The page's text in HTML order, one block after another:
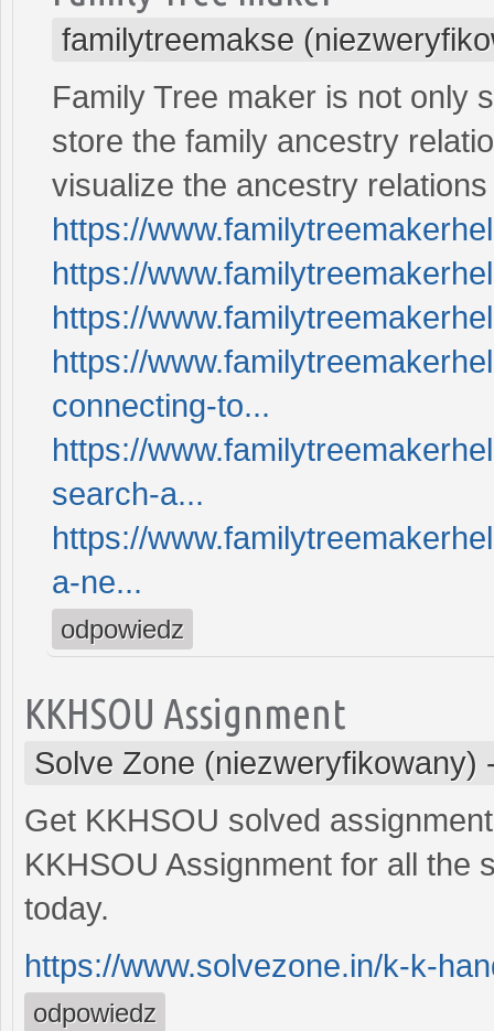
familytreemakse
Family Tree maker is not only
store the family ancestry
visualize the ancestry
https://
https://
https://
https://
connecting-to...
https://
search-a...
https://
a-ne...
odpowiedz
KKHSOU Assignment
Solve Zone (niezweryfikowany)
Get KKHSOU solved
KKHSOU Assignment for all the
today.
https://www.solvezone.in/k-k-
odpowiedz